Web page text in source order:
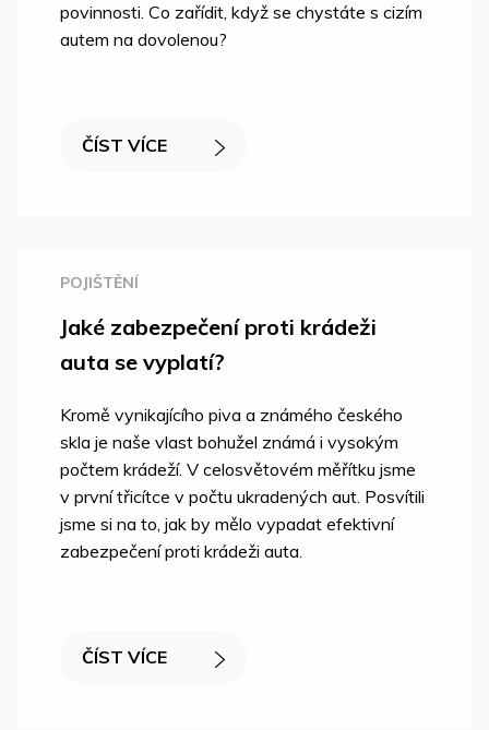
povinnosti. Co zařídit, když se chystáte s cizím
autem na dovolenou?
ČÍST VÍCE
POJIŠTĚNÍ
Jaké zabezpečení proti krádeži
auta se vyplatí?
Kromě vynikajícího piva a známého českého
skla je naše vlast bohužel známá i vysokým
počtem krádeží. V celosvětovém měřítku jsme
v první třicítce v počtu ukradených aut. Posvítili
jsme si na to, jak by mělo vypadat efektivní
zabezpečení proti krádeži auta.
ČÍST VÍCE